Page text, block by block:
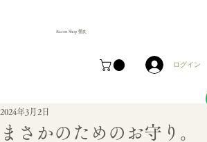
Bacon Shop 燻炙
ログイン
まさかのためのお守り。
2024年3月2日